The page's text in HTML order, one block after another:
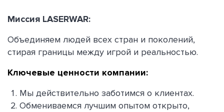
Миссия LASERWAR:
Объединяем людей всех стран и поколений,
стирая границы между игрой и реальностью.
Ключевые ценности компании:
Мы действительно заботимся о клиентах.
Обмениваемся лучшим опытом открыто,